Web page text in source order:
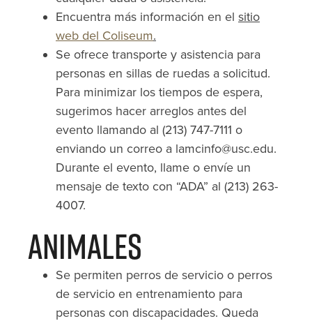
Encuentra más información en el sitio
web del Coliseum.
Se ofrece transporte y asistencia para
personas en sillas de ruedas a solicitud.
Para minimizar los tiempos de espera,
sugerimos hacer arreglos antes del
evento llamando al (213) 747-7111 o
enviando un correo a lamcinfo@usc.edu.
Durante el evento, llame o envíe un
mensaje de texto con “ADA” al (213) 263-
4007.
Animales
Se permiten perros de servicio o perros
de servicio en entrenamiento para
personas con discapacidades. Queda